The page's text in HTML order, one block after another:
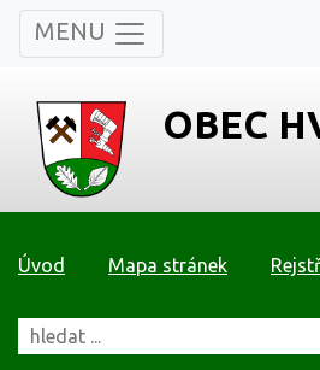
MENU
OBEC
Úvod Mapa stránek